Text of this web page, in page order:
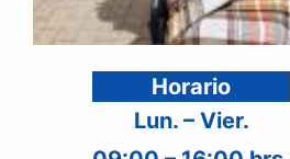
Horario
Lun. – Vier.